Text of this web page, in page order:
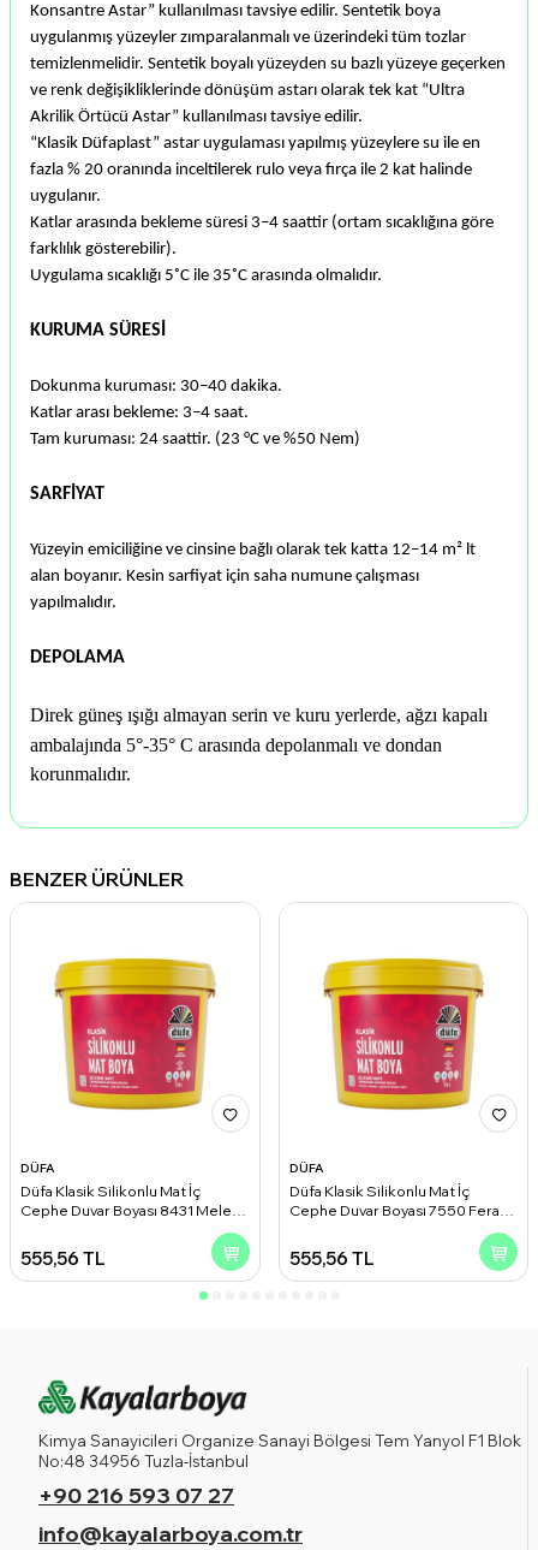
Konsantre Astar” kullanılması tavsiye edilir. Sentetik boya
uygulanmış yüzeyler zımparalanmalı ve üzerindeki tüm tozlar
temizlenmelidir. Sentetik boyalı yüzeyden su bazlı yüzeye geçerken
ve renk değişikliklerinde dönüşüm astarı olarak tek kat “Ultra
Akrilik Örtücü Astar” kullanılması tavsiye edilir.
“Klasik Düfaplast” astar uygulaması yapılmış yüzeylere su ile en
fazla % 20 oranında inceltilerek rulo veya fırça ile 2 kat halinde
uygulanır.
Katlar arasında bekleme süresi 3–4 saattir (ortam sıcaklığına göre
farklılık gösterebilir).
Uygulama sıcaklığı 5˚C ile 35˚C arasında olmalıdır.
KURUMA SÜRESİ
Dokunma kuruması: 30–40 dakika.
Katlar arası bekleme: 3–4 saat.
Tam kuruması: 24 saattir. (23 °C ve %50 Nem)
SARFİYAT
Yüzeyin emiciliğine ve cinsine bağlı olarak tek katta 12–14 m² lt
alan boyanır. Kesin sarfiyat için saha numune çalışması
yapılmalıdır.
DEPOLAMA
Direk güneş ışığı almayan serin ve kuru yerlerde, ağzı kapalı
ambalajında 5°-35° C arasında depolanmalı ve dondan
korunmalıdır.
BENZER ÜRÜNLER
DÜFA
Düfa Klasik Silikonlu Mat İç
Cephe Duvar Boyası 8431 Melek
555,56 TL
DÜFA
Düfa Klasik Silikonlu Mat İç
Cephe Duvar Boyası 7550 Ferah
555,56 TL
Kimya Sanayicileri Organize Sanayi Bölgesi Tem Yanyol F1 Blok
No:48 34956 Tuzla-İstanbul
+90 216 593 07 27
info@kayalarboya.com.tr